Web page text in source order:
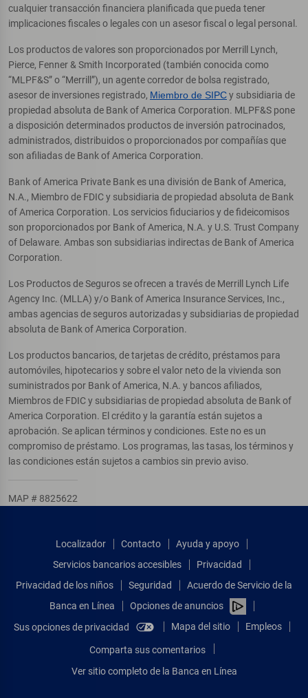
cualquier transacción financiera planificada que pueda tener
implicaciones fiscales o legales con un asesor fiscal o legal personal.
Los productos de valores son proporcionados por Merrill Lynch,
Pierce, Fenner & Smith Incorporated (también conocida como
“MLPF&S” o “Merrill”), un agente corredor de bolsa registrado,
asesor de inversiones registrado, Miembro de SIPCy subsidiaria de
propiedad absoluta de Bank of America Corporation. MLPF&S pone
a disposición determinados productos de inversión patrocinados,
administrados, distribuidos o proporcionados por compañías que
son afiliadas de Bank of America Corporation.
Bank of America Private Bank es una división de Bank of America,
N.A., Miembro de FDIC y subsidiaria de propiedad absoluta de Bank
of America Corporation. Los servicios fiduciarios y de fideicomisos
son proporcionados por Bank of America, N.A. y U.S. Trust Company
of Delaware. Ambas son subsidiarias indirectas de Bank of America
Corporation.
Los Productos de Seguros se ofrecen a través de Merrill Lynch Life
Agency Inc. (MLLA) y/o Bank of America Insurance Services, Inc.,
ambas agencias de seguros autorizadas y subsidiarias de propiedad
absoluta de Bank of America Corporation.
Los productos bancarios, de tarjetas de crédito, préstamos para
automóviles, hipotecarios y sobre el valor neto de la vivienda son
suministrados por Bank of America, N.A. y bancos afiliados,
Miembros de FDIC y subsidiarias de propiedad absoluta de Bank of
America Corporation. El crédito y la garantía están sujetos a
aprobación. Se aplican términos y condiciones. Este no es un
compromiso de préstamo. Los programas, las tasas, los términos y
las condiciones están sujetos a cambios sin previo aviso.
MAP # 8825622
Localizador Contacto
Ayuda y apoyo
Servicios bancarios accesibles
Privacidad
Privacidad de los niños
Seguridad
Acuerdo de Servicio de la
Banca en Línea
Opciones de anuncios
Sus opciones de privacidad
Mapa del sitio Empleos
Comparta sus comentarios
Ver sitio completo de la Banca en Línea